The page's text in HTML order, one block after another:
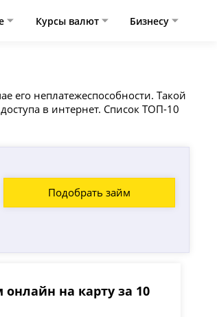
Курсы валют Бизнесу
его неплатежеспособности. Такой
в интернет. Список ТОП-10
Подобрать займ
онлайн на карту за 10